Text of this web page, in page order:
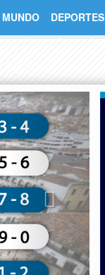
MUNDO DEPORTES
Next